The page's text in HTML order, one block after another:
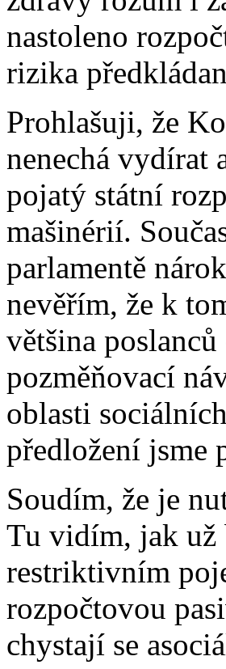
nastoleno
rizika
Prohlašuji, že
nenechá vydírat
pojatý státní
mašinérií.
parlamentě
nevěřím, že k
většina
pozměňovací
oblasti
předložení jsme
Soudím, že je
Tu vidím, jak už
restriktivním
rozpočtovou
chystají se